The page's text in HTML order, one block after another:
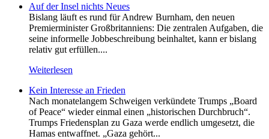
Auf der Insel nichts Neues
Bislang läuft es rund für Andrew Burnham, den neuen
Premierminister Großbritanniens: Die zentralen Aufgaben, die
seine informelle Jobbeschreibung beinhaltet, kann er bislang
relativ gut erfüllen....
Weiterlesen
Kein Inte­resse an Frieden
Nach monatelangem Schweigen verkündete Trumps „Board
of Peace“ wieder einmal einen „historischen Durchbruch“.
Trumps Friedensplan zu Gaza werde endlich umgesetzt, die
Hamas entwaffnet. „Gaza gehört...